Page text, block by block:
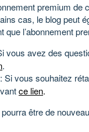
premium de
cas, le blog peut
l’abonnement
vous avez des
.
: Si vous souhaitez
ce lien.
être de